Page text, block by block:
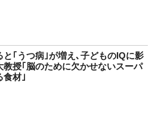
と｢うつ病｣が増え､子どものIQに影
授｢脳のために欠かせないスーパ
食材｣